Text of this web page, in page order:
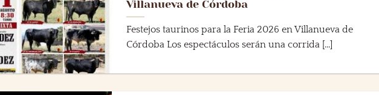
Villanueva de Córdoba
Festejos taurinos para la Feria 2026 en Villanueva de
Córdoba Los espectáculos serán una corrida [...]